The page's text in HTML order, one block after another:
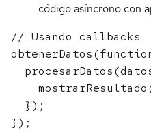
código asíncrono con
// Usando callbacks
  });
});